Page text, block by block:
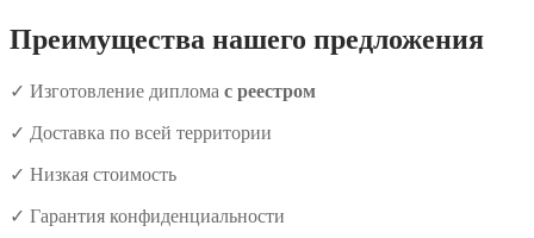
Преимущества нашего предложения
✓ Изготовление диплома с реестром
✓ Доставка по всей территории
✓ Низкая стоимость
✓ Гарантия конфиденциальности